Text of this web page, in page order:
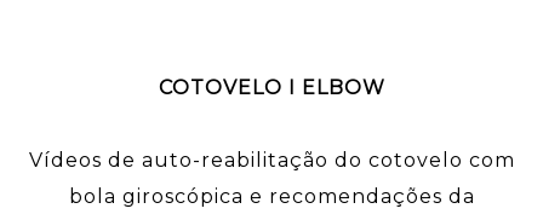
COTOVELO I ELBOW
Vídeos de auto-reabilitação do cotovelo com
bola giroscópica e recomendações da